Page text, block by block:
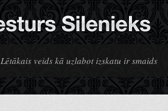
Lētākais veids kā uzlabot izskatu ir smaids